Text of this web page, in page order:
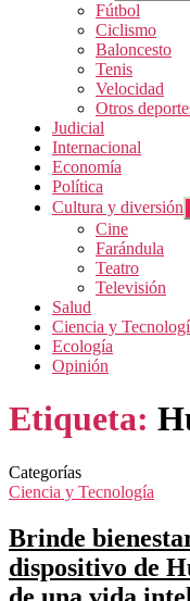
Fútbol
Ciclismo
Baloncesto
Tenis
Velocidad
Otros
Judicial
Internacional
Economía
Política
Cultura y diversión
Cine
Farándula
Teatro
Televisión
Salud
Ciencia y
Ecología
Opinión
Etiqueta:
Categorías
Ciencia y Tecnología
Brinde
dispositivo de